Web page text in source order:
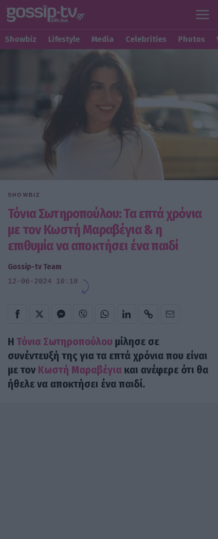
Showbiz Lifestyle Media Celebrities Photos
SHOWBIZ
Τόνια Σωτηροπούλου: Τα επτά χρόνια
με τον Κωστή Μαραβέγια & η
επιθυμία να αποκτήσει ένα παιδί
Gossip-tv Team
12-06-2024 10:18
Η Τόνια Σωτηροπούλου μίλησε σε
συνέντευξή της για τα επτά χρόνια που είναι
με τον Κωστή Μαραβέγια και ανέφερε ότι θα
ήθελε να αποκτήσει ένα παιδί.